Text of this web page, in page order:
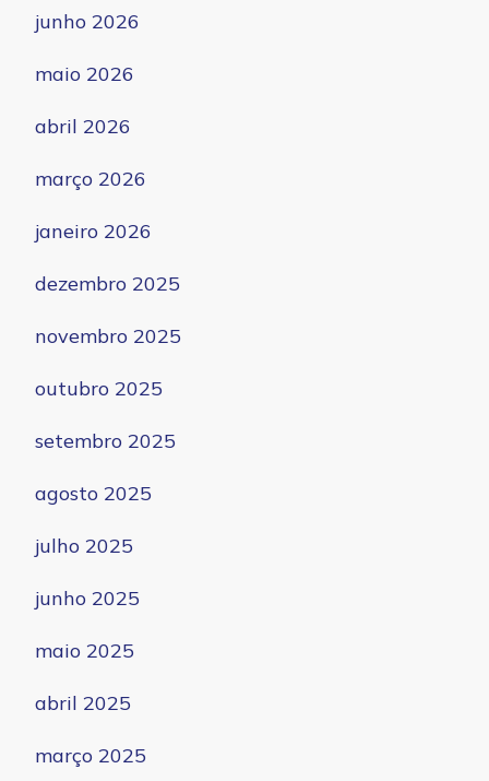
junho 2026
maio 2026
abril 2026
março 2026
janeiro 2026
dezembro 2025
novembro 2025
outubro 2025
setembro 2025
agosto 2025
julho 2025
junho 2025
maio 2025
abril 2025
março 2025